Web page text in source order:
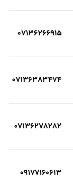
07136266915
07136383474
07136278282
09177160613